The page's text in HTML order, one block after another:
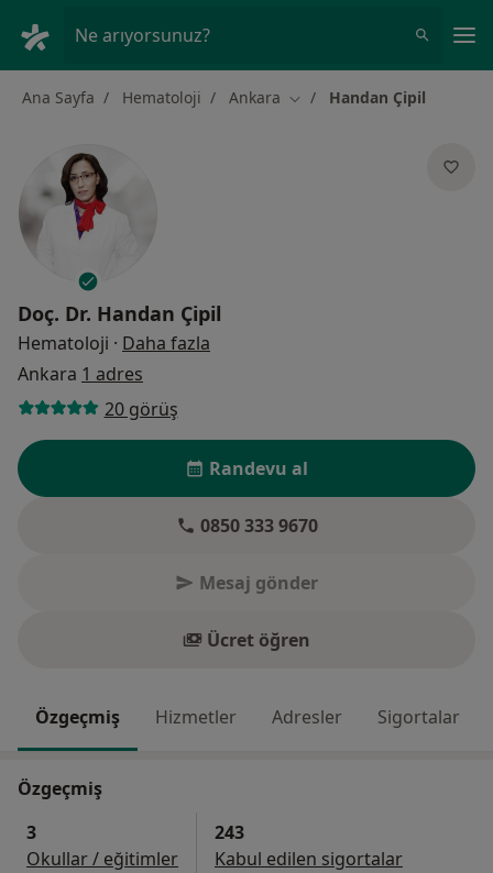
Ne arıyorsunuz?
Ana Sayfa Hematoloji Ankara Şehir değiştir
Handan Çipil
Doç. Dr. Handan Çipil
Hematoloji · Daha fazla
Ankara 1 adres
20 görüş
Randevu al
0850 333 9670
Mesaj gönder
Ücret öğren
Özgeçmiş Hizmetler Adresler Sigortalar
Özgeçmiş
3
Okullar / eğitimler
243
Kabul edilen sigortalar